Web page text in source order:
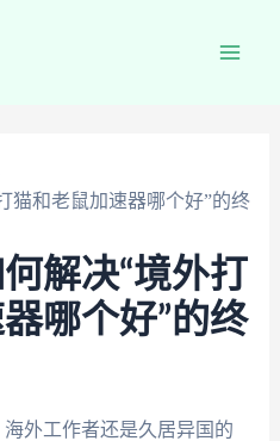
猫和老鼠加速器哪个好”的终
解决“境外打
哪个好”的终
外工作者还是久居异国的